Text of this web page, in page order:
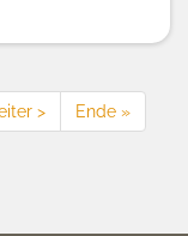
>
Last
page
Ende »